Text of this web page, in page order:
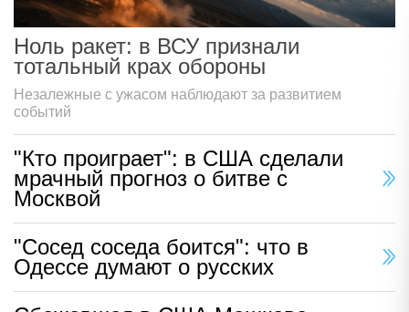
Ноль ракет: в ВСУ признали
тотальный крах обороны
Незалежные с ужасом наблюдают за развитием
событий
"Кто проиграет": в США сделали
мрачный прогноз о битве с
Москвой
"Сосед соседа боится": что в
Одессе думают о русских